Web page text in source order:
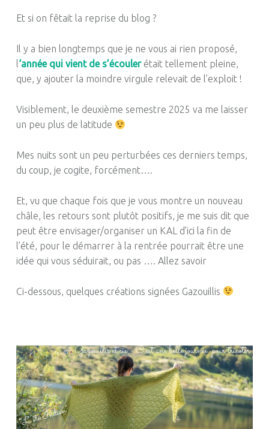
Et si on fêtait la reprise du blog ?
Il y a bien longtemps que je ne vous ai rien proposé,
l‘année qui vient de s’écoulerétait tellement pleine,
que, y ajouter la moindre virgule relevait de l’exploit !
Visiblement, le deuxième semestre 2025 va me laisser
un peu plus de latitude
Mes nuits sont un peu perturbées ces derniers temps,
du coup, je cogite, forcément….
Et, vu que chaque fois que je vous montre un nouveau
châle, les retours sont plutôt positifs, je me suis dit que
peut être envisager/organiser un KAL d’ici la fin de
l’été, pour le démarrer à la rentrée pourrait être une
idée qui vous séduirait, ou pas …. Allez savoir
Ci-dessous, quelques créations signées Gazouillis